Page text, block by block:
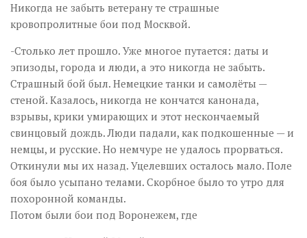
Никогда не забыть ветерану те страшные
кровопролитные бои под Москвой.
-Столько лет прошло. Уже многое путается: даты и
эпизоды, города и люди, а это никогда не забыть.
Страшный бой был. Немецкие танки и самолёты —
стеной. Казалось, никогда не кончатся канонада,
взрывы, крики умирающих и этот нескончаемый
свинцовый дождь. Люди падали, как подкошенные — и
немцы, и русские. Но немчуре не удалось прорваться.
Откинули мы их назад. Уцелевших осталось мало. Поле
боя было усыпано телами. Скорбное было то утро для
похоронной команды.
Потом были бои под Воронежем, где